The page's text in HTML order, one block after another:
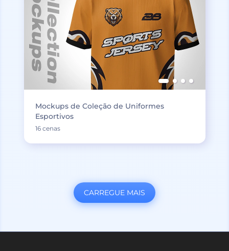
Mockups de Coleção de Uniformes
Esportivos
16 cenas
CARREGUE MAIS